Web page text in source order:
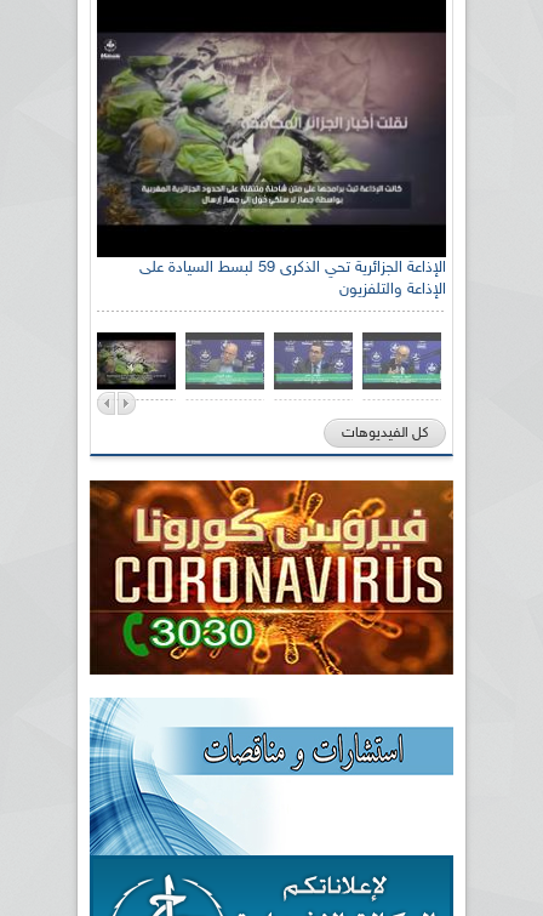
الإذاعة الجزائرية تحي الذكرى 59 لبسط السيادة على
الإذاعة والتلفزيون
كل الفيديوهات